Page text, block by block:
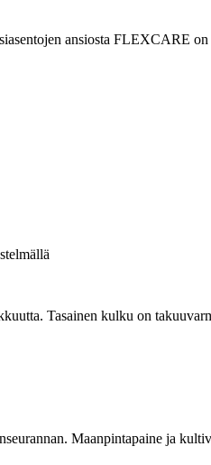
ansiosta FLEXCARE
Tasainen kulku on
Maanpintapaine ja